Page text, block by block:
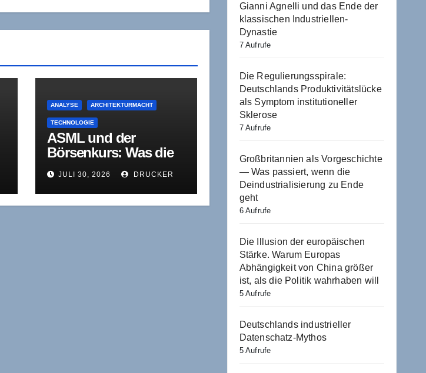
ANALYSE ARCHITEKTURMACHT
TECHNOLOGIE
ASML und der
Börsenkurs: Was die
DUV-Meldung wirklich
zeigt
JULI 30, 2026 DRUCKER
Gianni Agnelli und das Ende der
klassischen Industriellen-
Dynastie
7 Aufrufe
Die Regulierungsspirale:
Deutschlands Produktivitätslücke
als Symptom institutioneller
Sklerose
7 Aufrufe
Großbritannien als Vorgeschichte
— Was passiert, wenn die
Deindustrialisierung zu Ende
geht
6 Aufrufe
Die Illusion der europäischen
Stärke. Warum Europas
Abhängigkeit von China größer
ist, als die Politik wahrhaben will
5 Aufrufe
Deutschlands industrieller
Datenschatz-Mythos
5 Aufrufe